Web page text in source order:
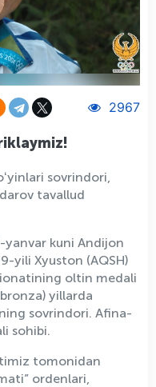
2967
sovrindori,
tavallud
yanvar kuni Andijon
yili Xyuston (AQSH)
oltin medali
yillarda
sovrindori. Afina-
sohibi.
tomonidan
ordenlari,